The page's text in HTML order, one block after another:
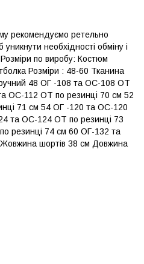
рекомендуємо ретельно
необхідності обміну і
по виробу: Костюм
Розміри : 48-60 Тканина
48 ОГ -108 та ОС-108 ОТ
ОС-112 ОТ по резинці 70 см 52
71 см 54 ОГ -120 та ОС-120
та ОС-124 ОТ по резинці 73
резинці 74 см 60 ОГ-132 та
шортів 38 см Довжина